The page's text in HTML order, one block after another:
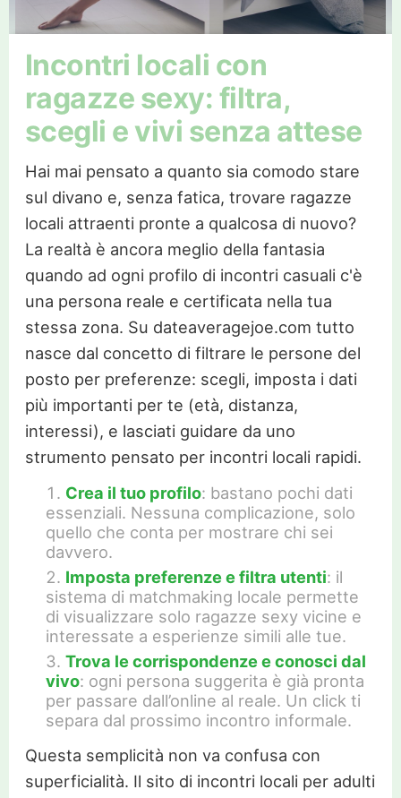
Incontri locali con
ragazze sexy: filtra,
scegli e vivi senza attese
Hai mai pensato a quanto sia comodo stare
sul divano e, senza fatica, trovare ragazze
locali attraenti pronte a qualcosa di nuovo?
La realtà è ancora meglio della fantasia
quando ad ogni profilo di incontri casuali c'è
una persona reale e certificata nella tua
stessa zona. Su dateaveragejoe.com tutto
nasce dal concetto di filtrare le persone del
posto per preferenze: scegli, imposta i dati
più importanti per te (età, distanza,
interessi), e lasciati guidare da uno
strumento pensato per incontri locali rapidi.
Crea il tuo profilo: bastano pochi dati
essenziali. Nessuna complicazione, solo
quello che conta per mostrare chi sei
davvero.
Imposta preferenze e filtra utenti: il
sistema di matchmaking locale permette
di visualizzare solo ragazze sexy vicine e
interessate a esperienze simili alle tue.
Trova le corrispondenze e conosci dal
vivo: ogni persona suggerita è già pronta
per passare dall’online al reale. Un click ti
separa dal prossimo incontro informale.
Questa semplicità non va confusa con
superficialità. Il sito di incontri locali per adulti